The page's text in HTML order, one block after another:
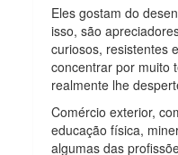
Eles gostam do
isso, são
curiosos, resistentes
concentrar por muito
realmente lhe
Comércio exterior,
educação física,
algumas das